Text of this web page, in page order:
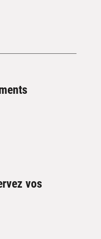
vos